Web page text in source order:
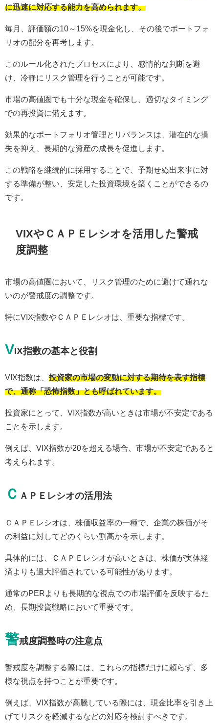
に迅速に対応する能力を高められます。
毎月、評価額の10～15%を現金化し、その後でポートフォ
リオの配分を再考します。
このルール化されたプロセスにより、感情的な判断を避
け、冷静にリスク管理を行うことが可能です。
市場の高値圏でも十分な現金を確保し、適切なタイミング
での再投資に備えます。
効果的なポートフォリオ管理とリバランスは、潜在的な損
失を抑え、長期的な資産の成長を促進します。
この戦略を継続的に採用することで、予期せぬ出来事に対
する準備が整い、安定した投資環境を築くことができるの
です。
VIXやＣＡＰＥレシオを活用した警戒
度調整
市場の高値圏において、リスク管理のために避けて通れな
いのが警戒度の調整です。
特にVIX指数やＣＡＰＥレシオは、重要な指標です。
VIX指数の基本と役割
VIX指数は、 投資家の市場の変動に対する期待を表す指標
で、通称「恐怖指数」とも呼ばれています。
投資家にとって、VIX指数が高いときは市場が不安定である
ことを示します。
例えば、VIX指数が20を超える場合、市場が不安定であると
考えられます。
Ｃ ＡＰＥレシオの活用法
ＣＡＰＥレシオは、株価収益率の一種で、企業の株価がそ
の利益に対してどのくらい割高かを示します。
具体的には、ＣＡＰＥレシオが高いときは、株価が実体経
済よりも過大評価されている可能性があります。
通常のPERよりも長期的な視点での市場評価を反映するた
め、長期投資戦略において重要です。
警戒度調整時の注意点
警戒度を調整する際には、これらの指標だけに頼らず、多
様な視点を持つことが重要です。
例えば、VIX指数が高騰している際には、現金比率を引き上
げてリスクを軽減するなどの対応を検討すべきです。